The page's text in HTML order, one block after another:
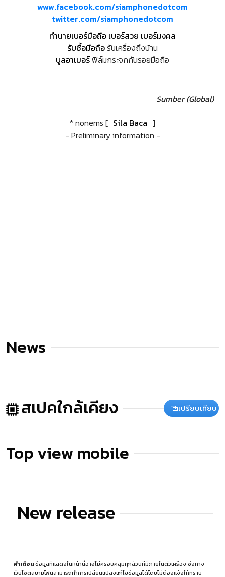
www.facebook.com/siamphonedotcom
twitter.com/siamphonedotcom
ทำนายเบอร์มือถือ เบอร์สวย เบอร์มงคล
รับซื้อมือถือรับเครื่องถึงบ้าน
บูลอาเมอร์ฟิล์มกระจกกันรอยมือถือ
Sumber (Global)
* nonems [ Sila Baca ]
- Preliminary information -
News
สเปคใกล้เคียง เปรียบเทียบ
Top view mobile
New release
คำเตือนข้อมูลที่แสดงในหน้านี้อาจไม่ครอบคลุมทุกส่วนที่มีภายในตัวเครื่อง ซึ่งทาง
เว็บไซต์สยามโฟนสามารถทำการเปลี่ยนแปลงแก้ไขข้อมูลได้โดยไม่ต้องแจ้งให้ทราบ